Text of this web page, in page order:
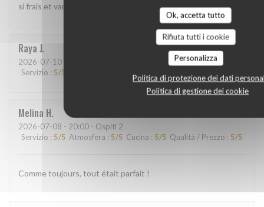
Ok, accetta tutto
Rifiuta tutti i cookie
Personalizza
Politica di protezione dei dati
Politica di gestione dei cookie
si frais et variés étaient absolument délicieux
Raya J
2026-07-10
Servizio : 5/5
Melina H
2026-07-08 - 20:00 - Ospiti 2
Servizio : 5/5 Atmosfera : 5/5 Cucina : 5/5 Qualità / Prezzo : 5/5
Comme toujours, tout était parfait !